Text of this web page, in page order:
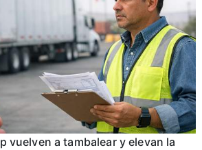
vuelven a tambalear y elevan la